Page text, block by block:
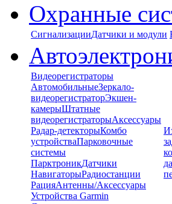
Охранные
СигнализацииДатчики и модули
Видеорегистраторы
АвтомобильныеЗеркало-
видеорегистраторЭкшен-
камерыШтатные
видеорегистраторыАксессуары
Радар-детекторыКомбо
устройстваПарковочные
системы
ПарктроникДатчики
НавигаторыРадиостанции
РацияАнтенны/Аксессуары
Устройства Garmin